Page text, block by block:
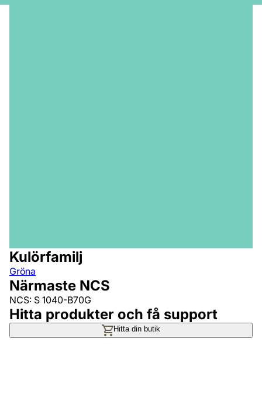
Kulörfamilj
Gröna
Närmaste NCS
NCS: S 1040-B70G
Hitta produkter och få support
Hitta din butik